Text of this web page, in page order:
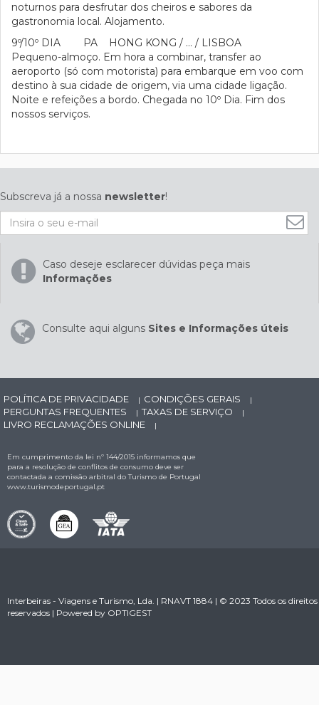
noturnos para desfrutar dos cheiros e sabores da
gastronomia local. Alojamento.
9º/10º DIA PA HONG KONG / … / LISBOA
Pequeno-almoço. Em hora a combinar, transfer ao
aeroporto (só com motorista) para embarque em voo com
destino à sua cidade de origem, via uma cidade ligação.
Noite e refeições a bordo. Chegada no 10º Dia. Fim dos
nossos serviços.
Subscreva já a nossa newsletter!
Caso deseje esclarecer dúvidas peça mais
Informações
Consulte aqui alguns Sites e Informações úteis
POLÍTICA DE PRIVACIDADE | CONDIÇÕES GERAIS |
PERGUNTAS FREQUENTES | TAXAS DE SERVIÇO |
LIVRO RECLAMAÇÕES ONLINE |
Em cumprimento da lei nº 144/2015 informamos que
para a resolução de conflitos de consumo deve ser
contactada a comissão arbitral do Turismo de Portugal
www.turismodeportugal.pt
Interbeiras - Viagens e Turismo, Lda. | RNAVT 1884 | © 2023 Todos os direitos
reservados | Powered by OPTIGEST